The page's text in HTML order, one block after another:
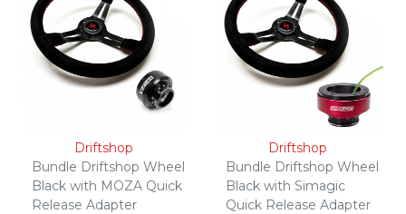
Driftshop
Bundle Driftshop Wheel
Black with MOZA Quick
Release Adapter
Driftshop
Bundle Driftshop Wheel
Black with Simagic
Quick Release Adapter